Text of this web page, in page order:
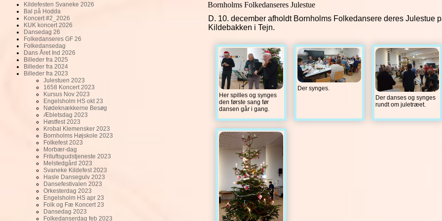
Kildefesten Svaneke 2026
Bal på Hodda
Koncert #2_2026
KUK koncert 2026
Dansedag 26
Folkedanseres GF 26
Folkedansedag
Dans Året Ind 2026
Billeder fra 2025
Billeder fra 2024
Billeder fra 2023
Julestuen 2023
1658 Koncert 2023
Kursus Nov 2023
Engelsholm HS okt 23
Nødeknækkerne Besøg
Æbletsdag 2023
Høstfest 2023
Krobal Klemensker 2023
Bornholms Højskole 2023
Folkefest 2023
Morbær-dag
Friluftsgudstjeneste 2023
Melstedgård 2023
Svaneke Kildefest 2023
Hasle Dansegulv 2023
Dansefestivalen 2023
Orkesterdag 2023
Engelsholm HS apr 23
Folk og Fæ Koncert 23
Dansedag 2023
Folkedanserdag feb 2023
Bornholms Folkedanseres Julestue
D. 10. december afholdt Bornholms Folkedansere deres Julestue
Kildebakken i Tejn.
Her spilles og synges
den første sang før
dansen går i gang.
Der synges.
Der danses og synges
rundt om juletræet.